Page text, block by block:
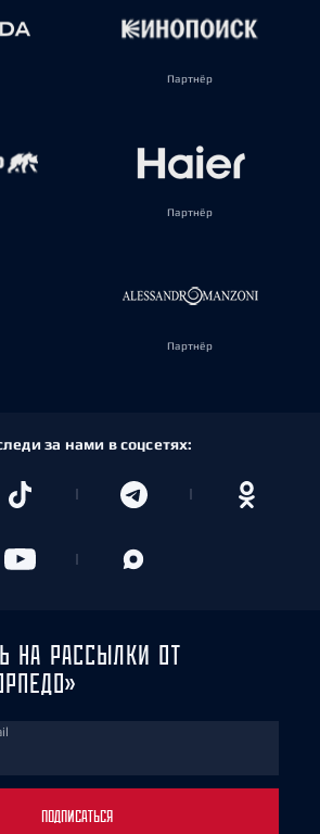
Партнёр
Партнёр
Партнёр
за нами в соцсетях:
НА РАССЫЛКИ ОТ
ПОДПИСАТЬСЯ